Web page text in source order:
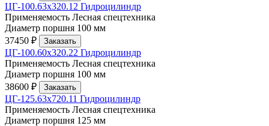
ЦГ-100.63х320.12 Гидроцилиндр
Применяемость Лесная спецтехника
Диаметр поршня 100 мм
37450 ₽
Заказать
ЦГ-100.60х320.22 Гидроцилиндр
Применяемость Лесная спецтехника
Диаметр поршня 100 мм
38600 ₽
Заказать
ЦГ-125.63х720.11 Гидроцилиндр
Применяемость Лесная спецтехника
Диаметр поршня 125 мм